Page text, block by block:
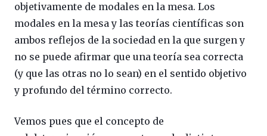
objetivamente de modales en la mesa. Los
modales en la mesa y las teorías científicas son
ambos reflejos de la sociedad en la que surgen y
no se puede afirmar que una teoría sea correcta
(y que las otras no lo sean) en el sentido objetivo
y profundo del término correcto.
Vemos pues que el concepto de